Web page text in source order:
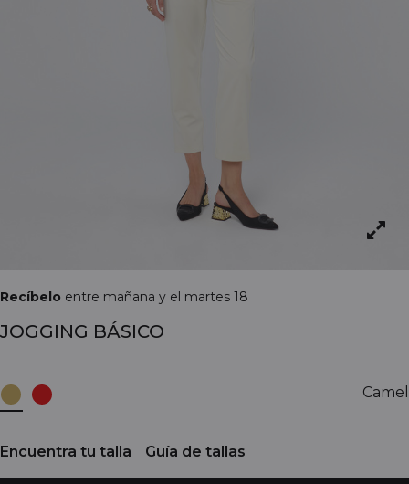
Recíbelo entre mañana y el martes 18
JOGGING BÁSICO
Camel
Encuentra tu talla Guía de tallas